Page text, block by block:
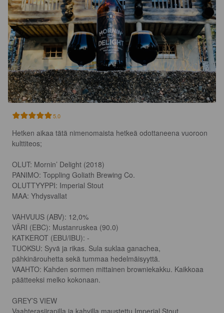
5.0
Hetken aikaa tätä nimenomaista hetkeä odottaneena vuoroon
kulttiteos;
OLUT: Mornin’ Delight (2018)
PANIMO: Toppling Goliath Brewing Co.
OLUTTYYPPI: Imperial Stout
MAA: Yhdysvallat
VAHVUUS (ABV): 12,0%
VÄRI (EBC): Mustanruskea (90.0)
KATKEROT (EBU/IBU): -
TUOKSU: Syvä ja rikas. Sula suklaa ganachea,
pähkinärouhetta sekä tummaa hedelmäisyyttä.
VAAHTO: Kahden sormen mittainen browniekakku. Kaikkoaa
päätteeksi melko kokonaan.
GREY’S VIEW
Vaahterasiirapilla ja kahvilla maustettu Imperial Stout.